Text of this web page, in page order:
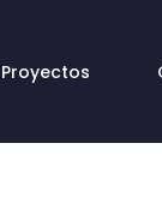
Proyectos